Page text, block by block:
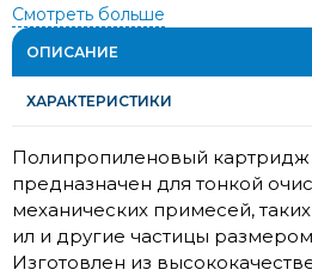
Смотреть больше
ОПИСАНИЕ
ХАРАКТЕРИСТИКИ
Полипропиленовый картридж
предназначен для тонкой
механических примесей,
ил и другие частицы
Изготовлен из